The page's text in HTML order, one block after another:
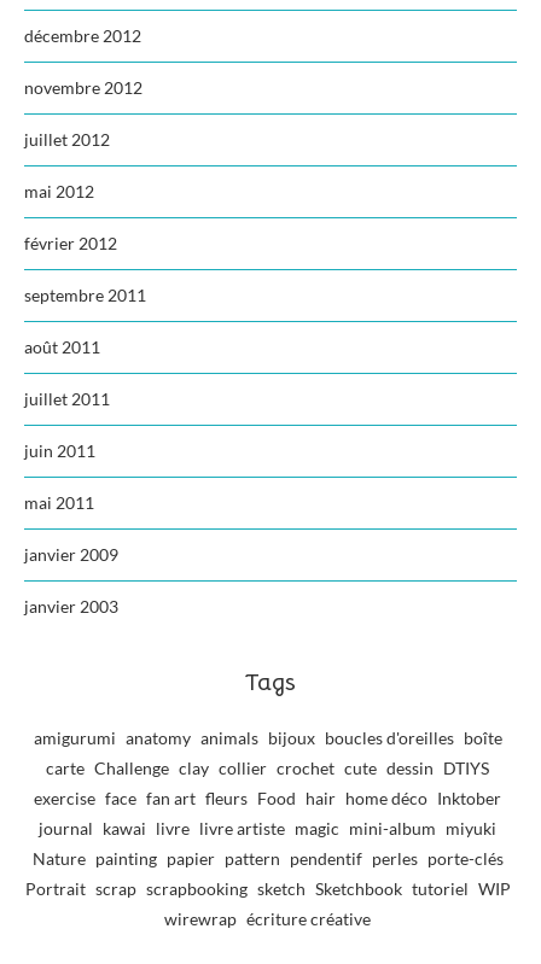
décembre 2012
novembre 2012
juillet 2012
mai 2012
février 2012
septembre 2011
août 2011
juillet 2011
juin 2011
mai 2011
janvier 2009
janvier 2003
Tags
amigurumi anatomy animals bijoux boucles d'oreilles boîte
carte Challenge clay collier crochet cute dessin DTIYS
exercise face fan art fleurs Food hair home déco Inktober
journal kawai livre livre artiste magic mini-album miyuki
Nature painting papier pattern pendentif perles porte-clés
Portrait scrap scrapbooking sketch Sketchbook tutoriel WIP
wirewrap écriture créative